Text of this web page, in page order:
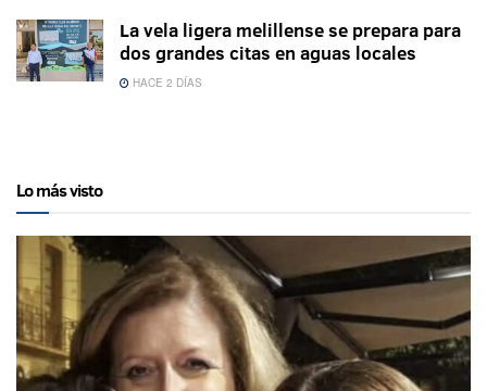
La vela ligera melillense se prepara para
dos grandes citas en aguas locales
HACE 2 DÍAS
Lo más visto